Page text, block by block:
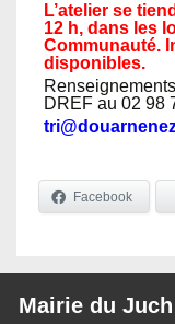
L’atelier se
12 h, dans les
Communauté.
disponibles.
DREF au 02 98
Facebook
Mairie du Juch